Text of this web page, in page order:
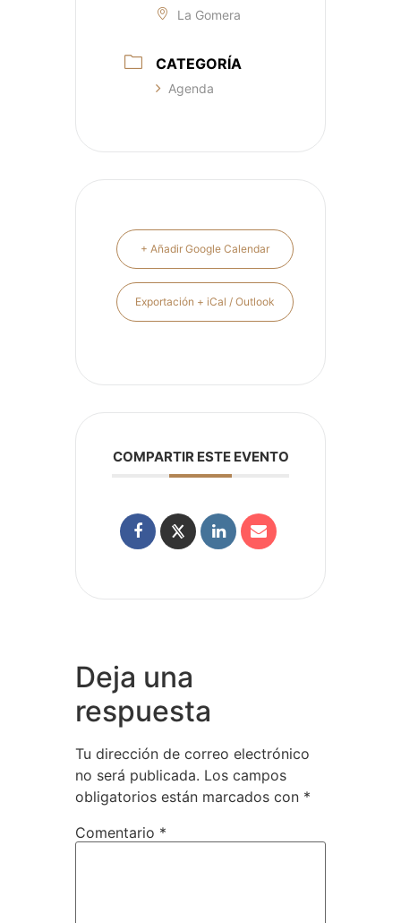
La Gomera
CATEGORÍA
Agenda
+ Añadir Google Calendar
Exportación + iCal / Outlook
COMPARTIR ESTE EVENTO
Deja una
respuesta
Tu dirección de correo electrónico
no será publicada. Los campos
obligatorios están marcados con *
Comentario *